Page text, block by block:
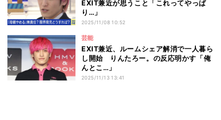
EXIT兼近が思うこと「これってやっぱ
り…」
2025/11/08 10:52
芸能
EXIT兼近、ルームシェア解消で一人暮ら
し開始 りんたろー。の反応明かす「俺
んとこ…」
2025/11/13 13:41